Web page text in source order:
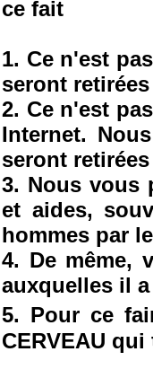
ce fait
1. Ce n'est
seront
2. Ce n'est
Internet.
seront
3. Nous vous
et aides,
hommes par
4. De même,
auxquelles il
5. Pour ce
CERVEAU